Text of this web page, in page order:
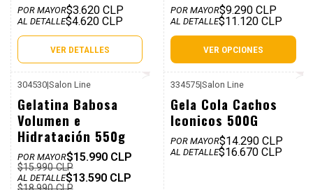
POR MAYOR$3.620 CLP
AL DETALLE$4.620 CLP
VER DETALLES
POR MAYOR$9.290 CLP
AL DETALLE$11.120 CLP
VER OPCIONES
Dcto
304530|Salon Line
Gelatina Babosa
Volumen e
Hidratación 550g
POR MAYOR$15.990 CLP
$15.990 CLP
AL DETALLE$13.590 CLP
334575|Salon Line
Gela Cola Cachos
Iconicos 500G
POR MAYOR$14.290 CLP
AL DETALLE$16.670 CLP